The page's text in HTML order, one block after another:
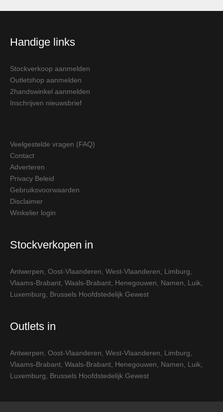
Handige links
Stockverkoop aanmelden
Outletshop aanmelden
2handswinkel aanmelden
Inschrijven nieuwsbrief
Veelgestelde vragen (FAQ)
Contact
Adverteren
Privacy Beleid
Gebruiksvoorwaarden
Disclaimer
Winkelier login
Stockverkopen in
Antwerpen Oost-Vlaanderen West-Vlaanderen Limburg
Vlaams-Brabant Waals-Brabant Henegouwen Namen Luik
Luxemburg
Brussels Hoofdstedelijk Gewest
Outlets in
Antwerpen Oost-Vlaanderen West-Vlaanderen Limburg
Vlaams-Brabant Waals-Brabant Henegouwen Namen Luik
Luxemburg
Brussels Hoofdstedelijk Gewest